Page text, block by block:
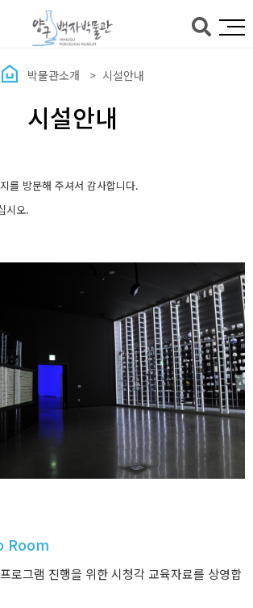
박물관소개 시설안내
시설안내
를 방문해 주셔서 감사합니다.
시오.
Room
로그램 진행을 위한 시청각 교육자료를 상영합